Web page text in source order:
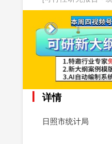
详情
日照市统计局